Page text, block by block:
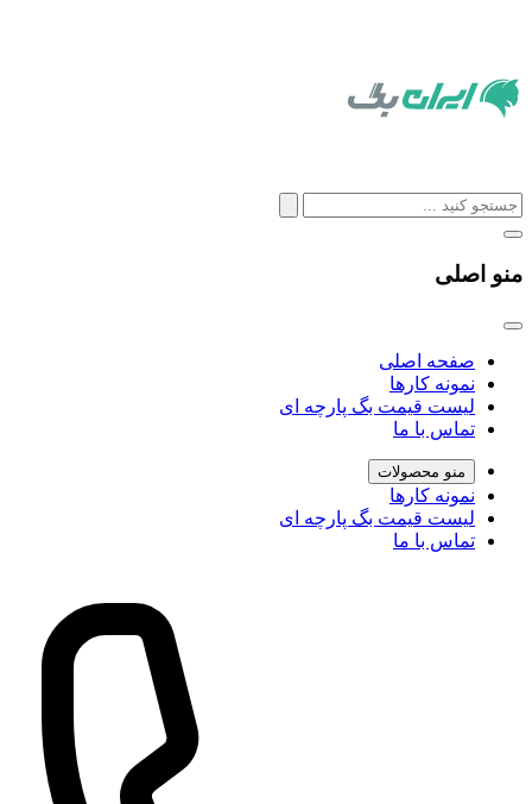
منو اصلی
صفحه اصلی
نمونه کارها
لیست قیمت بگ پارچه ای
تماس با ما
منو محصولات
نمونه کارها
لیست قیمت بگ پارچه ای
تماس با ما